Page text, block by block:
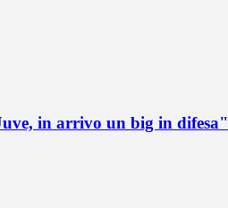
in arrivo un big in difesa"